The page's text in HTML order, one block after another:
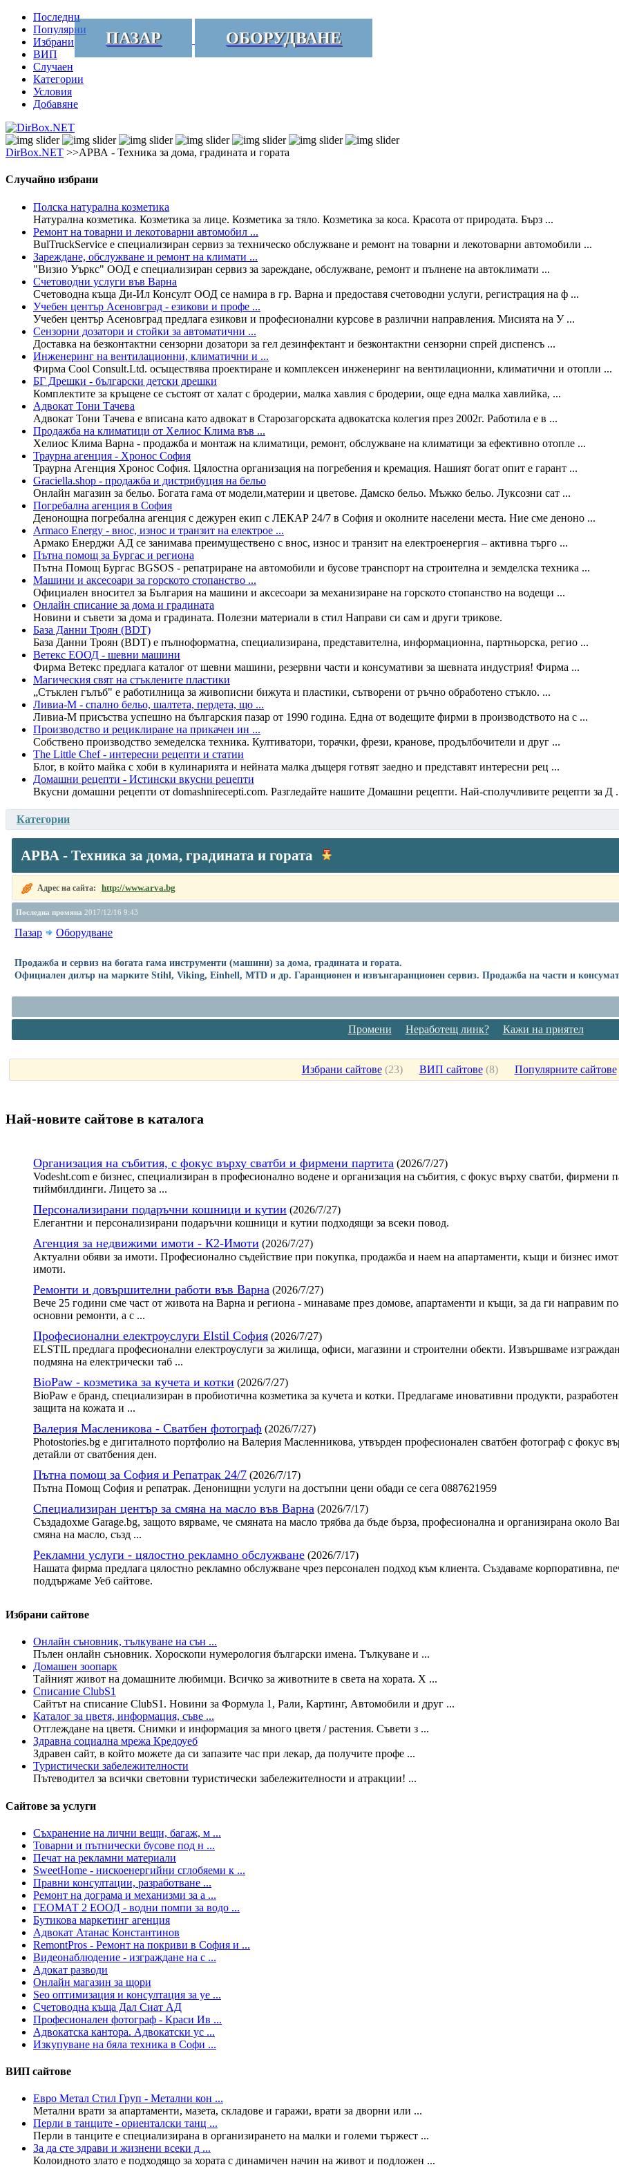
Последни
Популярни
Избрани
ВИП
Случаен
Категории
Условия
Добавяне
ПАЗАР ОБОРУДВАНЕ
DirBox.NET >>АРВА - Техника за дома, градината и гората
Случайно избрани
Полска натурална козметика
Натурална козметика. Козметика за лице. Козметика за тяло. Козметика за коса. Красота от природата. Бърз ...
Ремонт на товарни и лекотоварни автомобил ...
BulTruckService е специализиран сервиз за техническо обслужване и ремонт на товарни и лекотоварни автомобили ...
Зареждане, обслужване и ремонт на климати ...
"Визио Уъркс" ООД е специализиран сервиз за зареждане, обслужване, ремонт и пълнене на автоклимати ...
Счетоводни услуги във Варна
Счетоводна къща Ди-Ил Консулт ООД се намира в гр. Варна и предоставя счетоводни услуги, регистрация на ф ...
Учебен център Асеновград - езикови и профе ...
Учебен център Асеновград предлага езикови и професионални курсове в различни направления. Мисията на У ...
Сензорни дозатори и стойки за автоматични ...
Доставка на безконтактни сензорни дозатори за гел дезинфектант и безконтактни сензорни спрей диспенсъ ...
Инженеринг на вентилационни, климатични и ...
Фирма Cool Consult.Ltd. осъществява проектиране и комплексен инженеринг на вентилационни, климатични и отопли ...
БГ Дрешки - български детски дрешки
Комплектите за кръщене се състоят от халат с бродерии, малка хавлия с бродерии, още една малка хавлийка, ...
Адвокат Тони Тачева
Адвокат Тони Тачева е вписана като адвокат в Старозагорската адвокатска колегия през 2002г. Работила е в ...
Продажба на климатици от Хелиос Клима във ...
Хелиос Клима Варна - продажба и монтаж на климатици, ремонт, обслужване на климатици за ефективно отопле ...
Траурна агенция - Хронос София
Траурна Агенция Хронос София. Цялостна организация на погребения и кремация. Нашият богат опит е гарант ...
Graciella.shop - продажба и дистрибуция на бельо
Онлайн магазин за бельо. Богата гама от модели,материи и цветове. Дамско бельо. Мъжко бельо. Луксозни сат ...
Погребална агенция в София
Денонощна погребална агенция с дежурен екип с ЛЕКАР 24/7 в София и околните населени места. Ние сме деноно ...
Armaco Energy - внос, износ и транзит на електрое ...
Армако Енерджи АД се занимава преимуществено с внос, износ и транзит на електроенергия – активна търго ...
Пътна помощ за Бургас и региона
Пътна Помощ Бургас BGSOS - репатриране на автомобили и бусове транспорт на строителна и земделска техника ...
Машини и аксесоари за горското стопанство ...
Официален вносител за България на машини и аксесоари за механизиране на горското стопанство на водещи ...
Онлайн списание за дома и градината
Новини и съвети за дома и градината. Полезни материали в стил Направи си сам и други трикове.
База Данни Троян (BDT)
База Данни Троян (BDT) е пълноформатна, специализирана, представителна, информационна, партньорска, регио ...
Ветекс ЕООД - шевни машини
Фирма Ветекс предлага каталог от шевни машини, резервни части и консумативи за шевната индустрия! Фирма ...
Магическия свят на стъклените пластики
„Стъклен гълъб" е работилница за живописни бижута и пластики, сътворени от ръчно обработено стъкло. ...
Ливиа-М - спално бельо, шалтета, пердета, що ...
Ливиа-М присъства успешно на българския пазар от 1990 година. Една от водещите фирми в производството на с ...
Производство и рециклиране на прикачен ин ...
Собствено производство земеделска техника. Култиватори, торачки, фрези, кранове, продълбочители и друг ...
The Little Chef - интересни рецепти и статии
Блог, в който майка с хоби в кулинарията и нейната малка дъщеря готвят заедно и представят интересни рец ...
Домашни рецепти - Истински вкусни рецепти
Вкусни домашни рецепти от domashnirecepti.com. Разгледайте нашите Домашни рецепти. Най-сполучливите рецепти за Д
Категории
АРВА - Техника за дома, градината и гората
Адрес на сайта: http://www.arva.bg
Последна промяна 2017/12/16 9:43
Пазар Оборудване
Продажба и сервиз на богата гама инструменти (машини) за дома, градината и гората.
Официален дилър на марките Stihl, Viking, Einhell, MTD и др. Гаранционен и извънгаранционен сервиз. Продажба на части и
Промени Неработещ линк? Кажи на приятел
Избрани сайтове(23) ВИП сайтове(8) Популярните сайтове
Най-новите сайтoве в каталога
Организация на събития, с фокус върху сватби и фирмени партита (2026/7/27)
Vodesht.com е бизнес, специализиран в професионално водене и организация на събития, с фокус върху сватби,
тиймбилдинги. Лицето за ...
Персонализирани подаръчни кошници и кутии (2026/7/27)
Елегантни и персонализирани подаръчни кошници и кутии подходящи за всеки повод.
Агенция за недвижими имоти - К2-Имоти (2026/7/27)
Актуални обяви за имоти. Професионално съдействие при покупка, продажба и наем на апартаменти, къщи и бизнес
имоти.
Ремонти и довършителни работи във Варна (2026/7/27)
Вече 25 години сме част от живота на Варна и региона - минаваме през домове, апартаменти и къщи, за да ги направим
основни ремонти, а с ...
Професионални електроуслуги Elstil София (2026/7/27)
ELSTIL предлага професионални електроуслуги за жилища, офиси, магазини и строителни обекти. Извършваме
подмяна на електрически таб ...
BioPaw - козметика за кучета и котки (2026/7/27)
BioPaw е бранд, специализиран в пробиотична козметика за кучета и котки. Предлагаме иновативни продукти,
защита на кожата и ...
Валерия Масленикова - Сватбен фотограф (2026/7/27)
Photostories.bg е дигиталното портфолио на Валерия Масленникова, утвърден професионален сватбен фотограф с фокус
детайли от сватбения ден.
Пътна помощ за София и Репатрак 24/7 (2026/7/17)
Пътна Помощ София и репатрак. Денонищни услуги на достъпни цени обади се сега 0887621959
Специализиран център за смяна на масло във Варна (2026/7/17)
Създадохме Garage.bg, защото вярваме, че смяната на масло трябва да бъде бърза, професионална и организирана около
смяна на масло, създ ...
Рекламни услуги - цялостно рекламно обслужване (2026/7/17)
Нашата фирма предлага цялостно рекламно обслужване чрез персонален подход към клиента. Създаваме корпоративна,
поддържаме Уеб сайтове.
Избрани сайтове
Онлайн съновник, тълкуване на сън ...
Пълен онлайн съновник. Хороскопи нумерология български имена. Тълкуване и ...
Домашен зоопарк
Тайният живот на домашните любимци. Всичко за животните в света на хората. Х ...
Списание ClubS1
Сайтът на списание ClubS1. Новини за Формула 1, Рали, Картинг, Автомобили и друг ...
Каталог за цветя, информация, съве ...
Отглеждане на цветя. Снимки и информация за много цветя / растения. Съвети з ...
Здравна социална мрежа Кредоуеб
Здравен сайт, в който можете да си запазите час при лекар, да получите профе ...
Туристически забележителности
Пътеводител за всички световни туристически забележителности и атракции! ...
Сайтове за услуги
Съхранение на лични вещи, багаж, м ...
Товарни и пътнически бусове под н ...
Печат на рекламни материали
SweetHome - нискоенергийни сглобяеми к ...
Правни консултации, разработване ...
Ремонт на дограма и механизми за а ...
ГЕОМАТ 2 ЕООД - водни помпи за водо ...
Бутикова маркетинг агенция
Адвокат Атанас Константинов
RemontPros - Ремонт на покриви в София и ...
Видеонаблюдение - изграждане на с ...
Адокат разводи
Онлайн магазин за щори
Seo оптимизация и консултация за уе ...
Счетоводна къща Дал Сиат АД
Професионален фотограф - Краси Ив ...
Адвокатска кантора. Адвокатски ус ...
Изкупуване на бяла техника в Софи ...
ВИП сайтове
Евро Метал Стил Груп - Метални кон ...
Метални врати за апартаменти, мазета, складове и гаражи, врати за дворни или ...
Перли в танците - ориенталски танц ...
Перли в танците е специализирана в организирането на малки и големи тържест ...
За да сте здрави и жизнени всеки д ...
Колoидното злато е подходящо за хората с динамичен начин на живот и подложен ...